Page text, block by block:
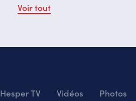
Voir tout
Hesper TV Vidéos Photos